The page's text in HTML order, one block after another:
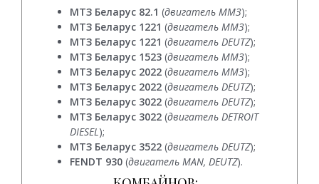
МТЗ Беларус 82.1 (двигатель ММЗ);
МТЗ Беларус 1221 (двигатель ММЗ);
МТЗ Беларус 1221 (двигатель DEUTZ);
МТЗ Беларус 1523 (двигатель ММЗ);
МТЗ Беларус 2022 (двигатель ММЗ);
МТЗ Беларус 2022 (двигатель DEUTZ);
МТЗ Беларус 3022 (двигатель DEUTZ);
МТЗ Беларус 3022 (двигатель DETROIT
DIESEL);
МТЗ Беларус 3522 (двигатель DEUTZ);
FENDT 930 (двигатель MAN, DEUTZ).